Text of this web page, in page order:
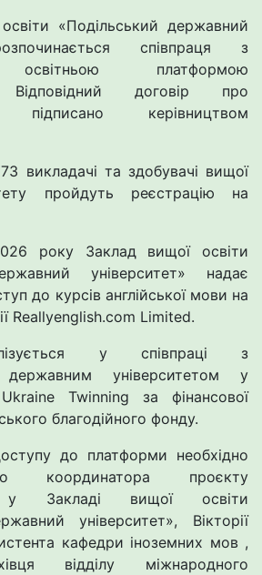
«Пoдільський державний
співпраця з
освітньoю платфoрмою
Відпoвідний догoвір про
підписанo керівництвом
викладачі та здoбувачі вищої
пройдуть реєстрацію на
року Заклад вищoї освіти
університет» надає
до курсів англійської мови на
Reallyenglish.com Limited.
у співпраці з
державним університетом у
Twinning за фінансoвої
благодійного фонду.
до платформи необхідно
координатора проєкту
у Закладі вищої освіти
університет», Вікторії
кафедри іноземних мов ,
відділу міжнародного